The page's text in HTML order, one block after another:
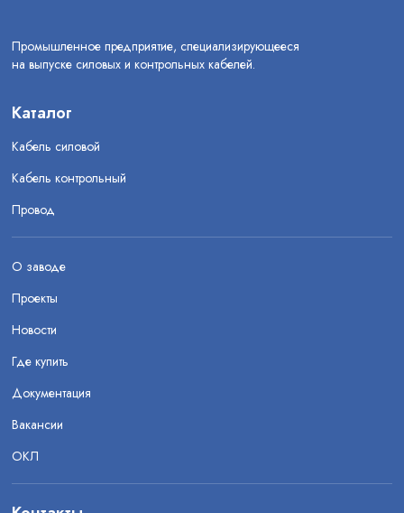
Промышленное предприятие, специализирующееся
на выпуске силовых и контрольных кабелей.
Каталог
Кабель силовой
Кабель контрольный
Провод
О заводе
Проекты
Новости
Где купить
Документация
Вакансии
ОКЛ